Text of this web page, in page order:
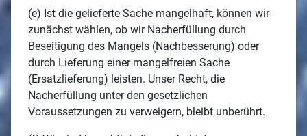
(e) Ist die gelieferte Sache mangelhaft, können wir
zunächst wählen, ob wir Nacherfüllung durch
Beseitigung des Mangels (Nachbesserung) oder
durch Lieferung einer mangelfreien Sache
(Ersatzlieferung) leisten. Unser Recht, die
Nacherfüllung unter den gesetzlichen
Voraussetzungen zu verweigern, bleibt unberührt.